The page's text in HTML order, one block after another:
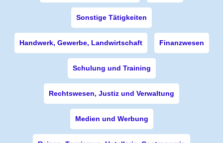
Sonstige Tätigkeiten
Handwerk, Gewerbe, Landwirtschaft Finanzwesen
Schulung und Training
Rechtswesen, Justiz und Verwaltung
Medien und Werbung